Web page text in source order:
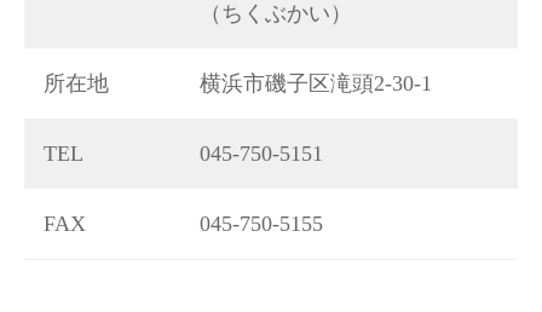
（ちくぶかい）
所在地 横浜市磯子区滝頭2-30-1
TEL 045-750-5151
FAX 045-750-5155